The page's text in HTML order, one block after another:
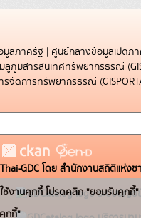
มูลภาครัฐ | ศูนย์กลางข้อมูลเปิดภ
ลูภูมิสารสนเทศทรัพยากรธรณี
รจัดการทรัพยากรธรณี
GDC โดย สำนักงานสถิติแห่งช
ระบบบัญชี
ช้งานคุกกี้ โปรดคลิก "ยอมรับคุกกี้"
กกี้"